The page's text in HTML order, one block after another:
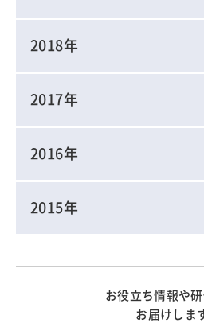
2018年
2017年
2016年
2015年
お役立ち情報や
お届けしま